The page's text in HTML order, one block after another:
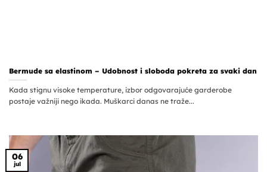
Bermude sa elastinom – Udobnost i sloboda pokreta za svaki dan
Kada stignu visoke temperature, izbor odgovarajuće garderobe
postaje važniji nego ikada. Muškarci danas ne traže...
06
jul